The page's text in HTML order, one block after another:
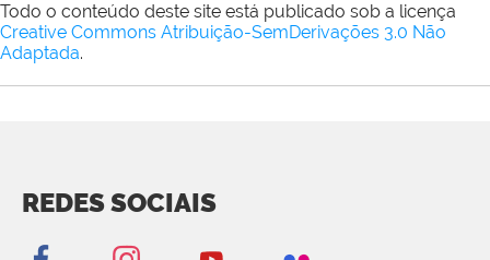
Todo o conteúdo deste site está publicado sob a licença
Creative Commons Atribuição-SemDerivações 3.0 Não
Adaptada.
REDES SOCIAIS